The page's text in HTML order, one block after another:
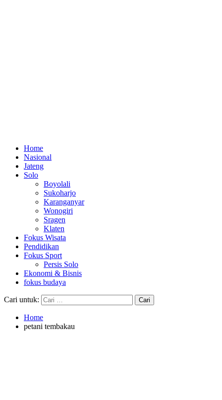
Home
Nasional
Jateng
Solo
Boyolali
Sukoharjo
Karanganyar
Wonogiri
Sragen
Klaten
Fokus Wisata
Pendidikan
Fokus Sport
Persis Solo
Ekonomi & Bisnis
fokus budaya
Cari untuk:
Home
petani tembakau